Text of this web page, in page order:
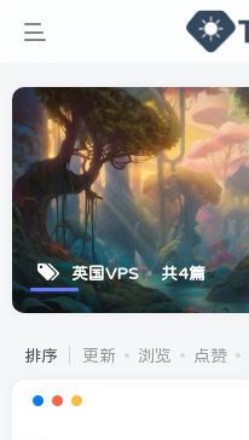
英国VPS 共4篇
排序 更新 浏览 点赞